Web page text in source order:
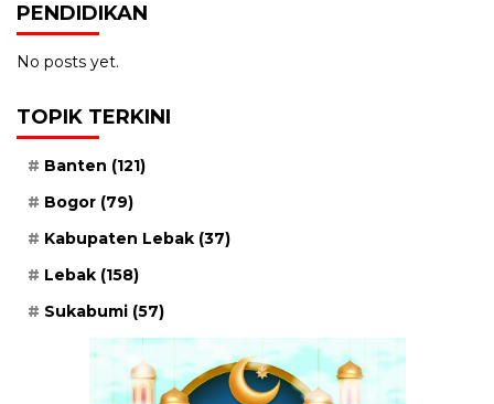
PENDIDIKAN
No posts yet.
TOPIK TERKINI
Banten (121)
Bogor (79)
Kabupaten Lebak (37)
Lebak (158)
Sukabumi (57)